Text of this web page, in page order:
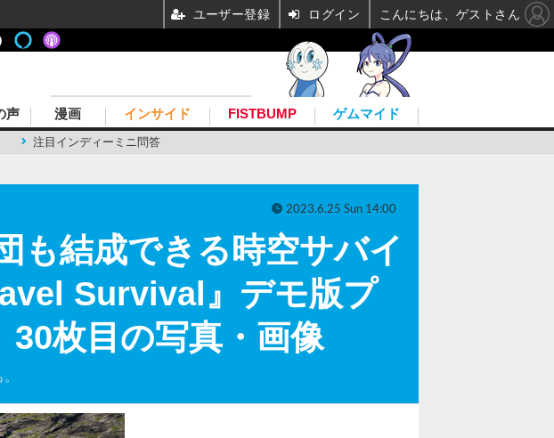
注目インディーミニ問答
声 漫画 インサイド FISTBUMP ゲムマイド
も結成できる時空サバイ
Survival』デモ版プ
枚目の写真・画像
2023.6.25 Sun 14:00
ユーザー登録 ログイン こんにちは、ゲストさん